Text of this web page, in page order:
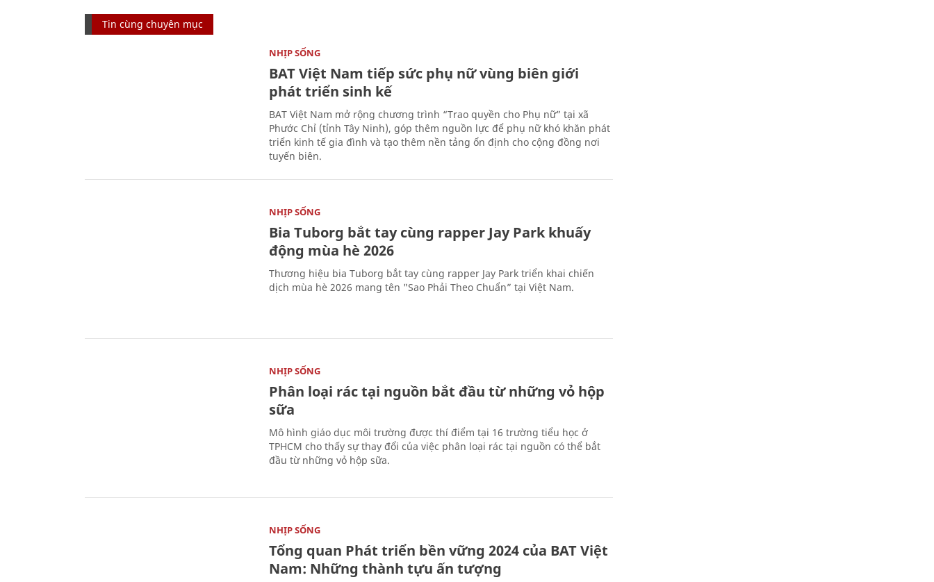
Tin cùng chuyên mục
NHỊP SỐNG
BAT Việt Nam tiếp sức phụ nữ vùng biên giới
phát triển sinh kế
BAT Việt Nam mở rộng chương trình “Trao quyền cho Phụ nữ” tại xã
Phước Chỉ (tỉnh Tây Ninh), góp thêm nguồn lực để phụ nữ khó khăn phát
triển kinh tế gia đình và tạo thêm nền tảng ổn định cho cộng đồng nơi
tuyến biên.
NHỊP SỐNG
Bia Tuborg bắt tay cùng rapper Jay Park khuấy
động mùa hè 2026
Thương hiệu bia Tuborg bắt tay cùng rapper Jay Park triển khai chiến
dịch mùa hè 2026 mang tên "Sao Phải Theo Chuẩn” tại Việt Nam.
NHỊP SỐNG
Phân loại rác tại nguồn bắt đầu từ những vỏ hộp
sữa
Mô hình giáo dục môi trường được thí điểm tại 16 trường tiểu học ở
TPHCM cho thấy sự thay đổi của việc phân loại rác tại nguồn có thể bắt
đầu từ những vỏ hộp sữa.
NHỊP SỐNG
Tổng quan Phát triển bền vững 2024 của BAT Việt
Nam: Những thành tựu ấn tượng